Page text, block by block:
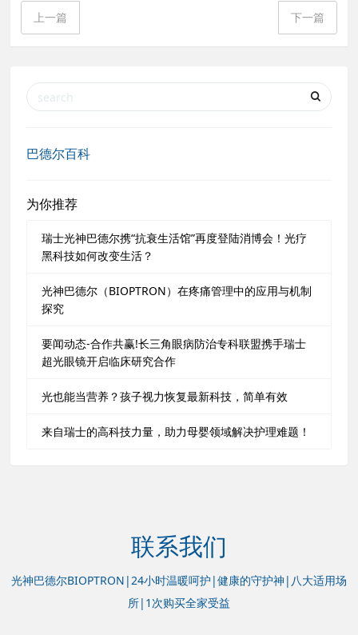
上一篇 下一篇
巴德尔百科
为你推荐
瑞士光神巴德尔携“抗衰生活馆”再度登陆消博会！光疗
黑科技如何改变生活？
光神巴德尔（BIOPTRON）在疼痛管理中的应用与机制
探究
要闻动态-合作共赢!长三角眼病防治专科联盟携手瑞士
超光眼镜开启临床研究合作
光也能当营养？孩子视力恢复最新科技，简单有效
来自瑞士的高科技力量，助力母婴领域解决护理难题！
联系我们
光神巴德尔BIOPTRON|24小时温暖呵护|健康的守护神|八大适用场
所|1次购买全家受益